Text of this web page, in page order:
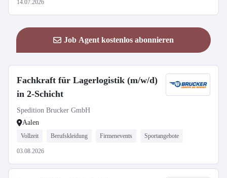
14.07.2026
Job Agent kostenlos abonnieren
Fachkraft für Lagerlogistik (m/w/d)
in 2-Schicht
Spedition Brucker GmbH
Aalen
Vollzeit Berufskleidung Firmenevents Sportangebote
03.08.2026